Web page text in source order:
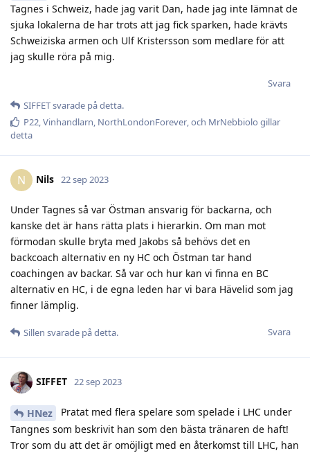
Tagnes i Schweiz, hade jag varit Dan, hade jag inte lämnat de
sjuka lokalerna de har trots att jag fick sparken, hade krävts
Schweiziska armen och Ulf Kristersson som medlare för att
jag skulle röra på mig.
Svara
SIFFETsvarade på detta.
P22,Vinhandlarn, NorthLondonForever, och MrNebbiolo gillar
detta
N Nils 22 sep 2023
Under Tagnes så var Östman ansvarig för backarna, och
kanske det är hans rätta plats i hierarkin. Om man mot
förmodan skulle bryta med Jakobs så behövs det en
backcoach alternativ en ny HC och Östman tar hand
coachingen av backar. Så var och hur kan vi finna en BC
alternativ en HC, i de egna leden har vi bara Hävelid som jag
finner lämplig.
Svara
Sillen svarade på detta.
SIFFET 22 sep 2023
HNez
Pratat med flera spelare som spelade i LHC under
Tangnes som beskrivit han som den bästa tränaren de haft!
Tror som du att det är omöjligt med en återkomst till LHC, han